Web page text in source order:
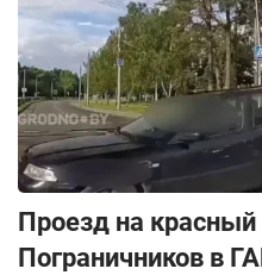
Проезд на красный
Пограничников в